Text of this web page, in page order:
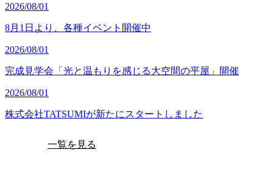
2026/08/01
8月1日より、各種イベント開催中
2026/08/01
完成見学会「光と温もりを感じる大空間の平屋」開催
2026/08/01
株式会社TATSUMIが新たにスタートしました
一覧を見る